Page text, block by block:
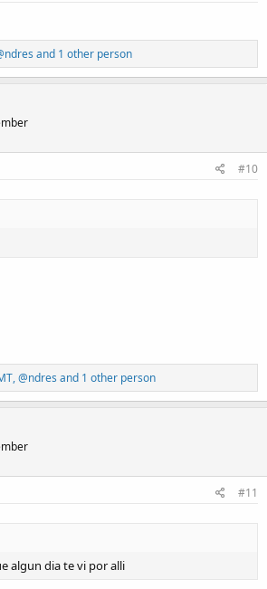
and 1 other person
#10
,@ndres and 1 other person
#11
algun dia te vi por alli